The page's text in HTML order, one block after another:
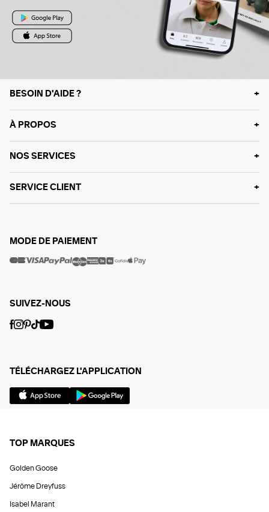
BESOIN D'AIDE ?
À PROPOS
NOS SERVICES
SERVICE CLIENT
MODE DE PAIEMENT
SUIVEZ-NOUS
TÉLÉCHARGEZ L'APPLICATION
TOP MARQUES
Golden Goose
Jérôme Dreyfuss
Isabel Marant